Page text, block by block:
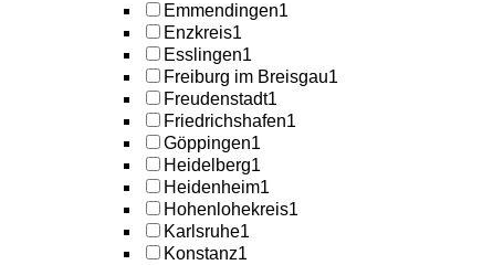
Emmendingen1
Enzkreis1
Esslingen1
Freiburg im Breisgau1
Freudenstadt1
Friedrichshafen1
Göppingen1
Heidelberg1
Heidenheim1
Hohenlohekreis1
Karlsruhe1
Konstanz1